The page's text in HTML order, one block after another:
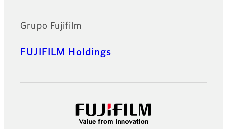
Grupo Fujifilm
FUJIFILM Holdings